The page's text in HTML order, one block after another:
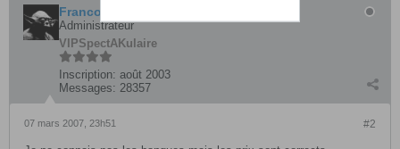
Francois
Administrateur
VIPSpectAKulaire
Inscription: août 2003
Messages: 28357
#2
07 mars 2007, 23h51